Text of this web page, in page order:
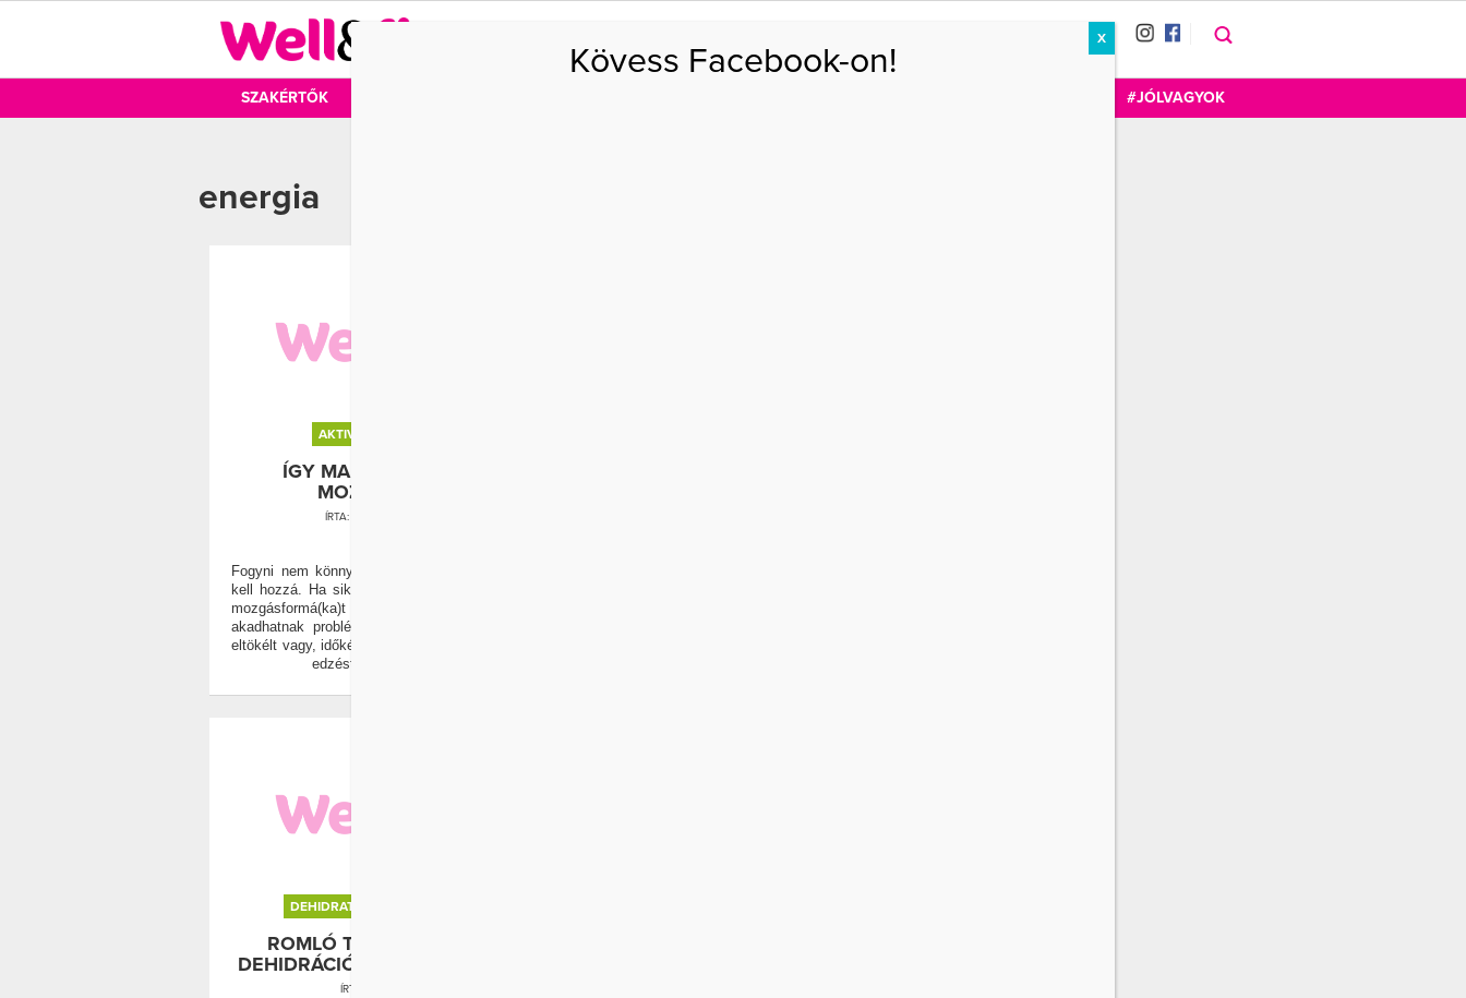
SZAKÉRTŐK #JÓLVAGYOK
energia
AKTIVITÁS
ÍGY MARADJ MINDIG
MOZGÁSBAN
ÍRTA:
Fogyni nem könnyű, nagy akarat és kitartás
kell hozzá. Ha sikerült megfelelő étrendet és
mozgásformá(ka)t találnod, akkor is
akadhatnak problémák. Bármilyen lelkes és
eltökélt vagy, időként nehéz elindulni, vagy az
edzést végigcsinálni.
DEHIDRATÁCIÓ
ROMLÓ TELJESÍTMÉNY?
DEHIDRÁCIÓ IS LEHET AZ OKA
ÍRTA:
Kövess Facebook-on!
X